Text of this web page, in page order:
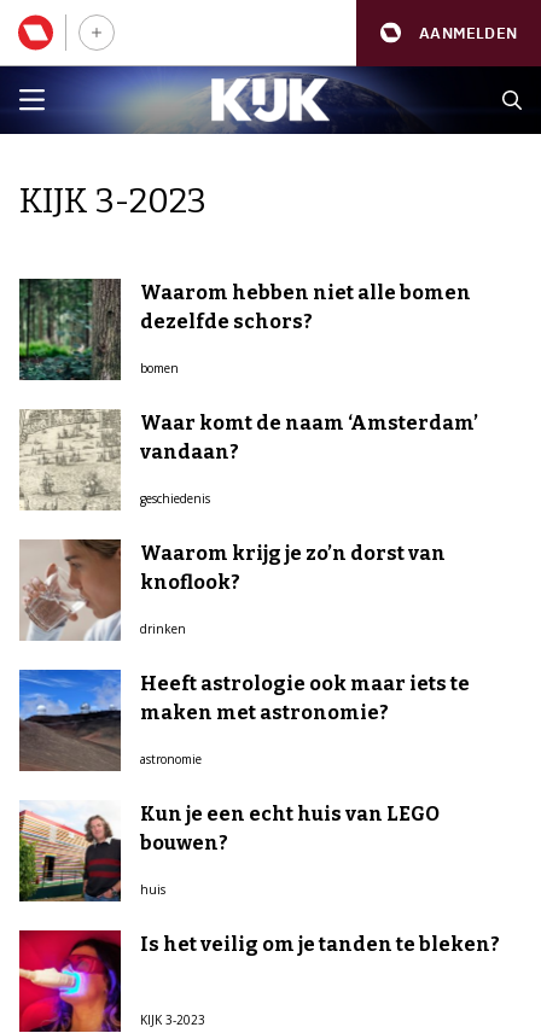
AANMELDEN
KIJK 3-2023
Waarom hebben niet alle bomen
dezelfde schors?
bomen
Waar komt de naam ‘Amsterdam’
vandaan?
geschiedenis
Waarom krijg je zo’n dorst van
knoflook?
drinken
Heeft astrologie ook maar iets te
maken met astronomie?
astronomie
Kun je een echt huis van LEGO
bouwen?
huis
Is het veilig om je tanden te bleken?
KIJK 3-2023